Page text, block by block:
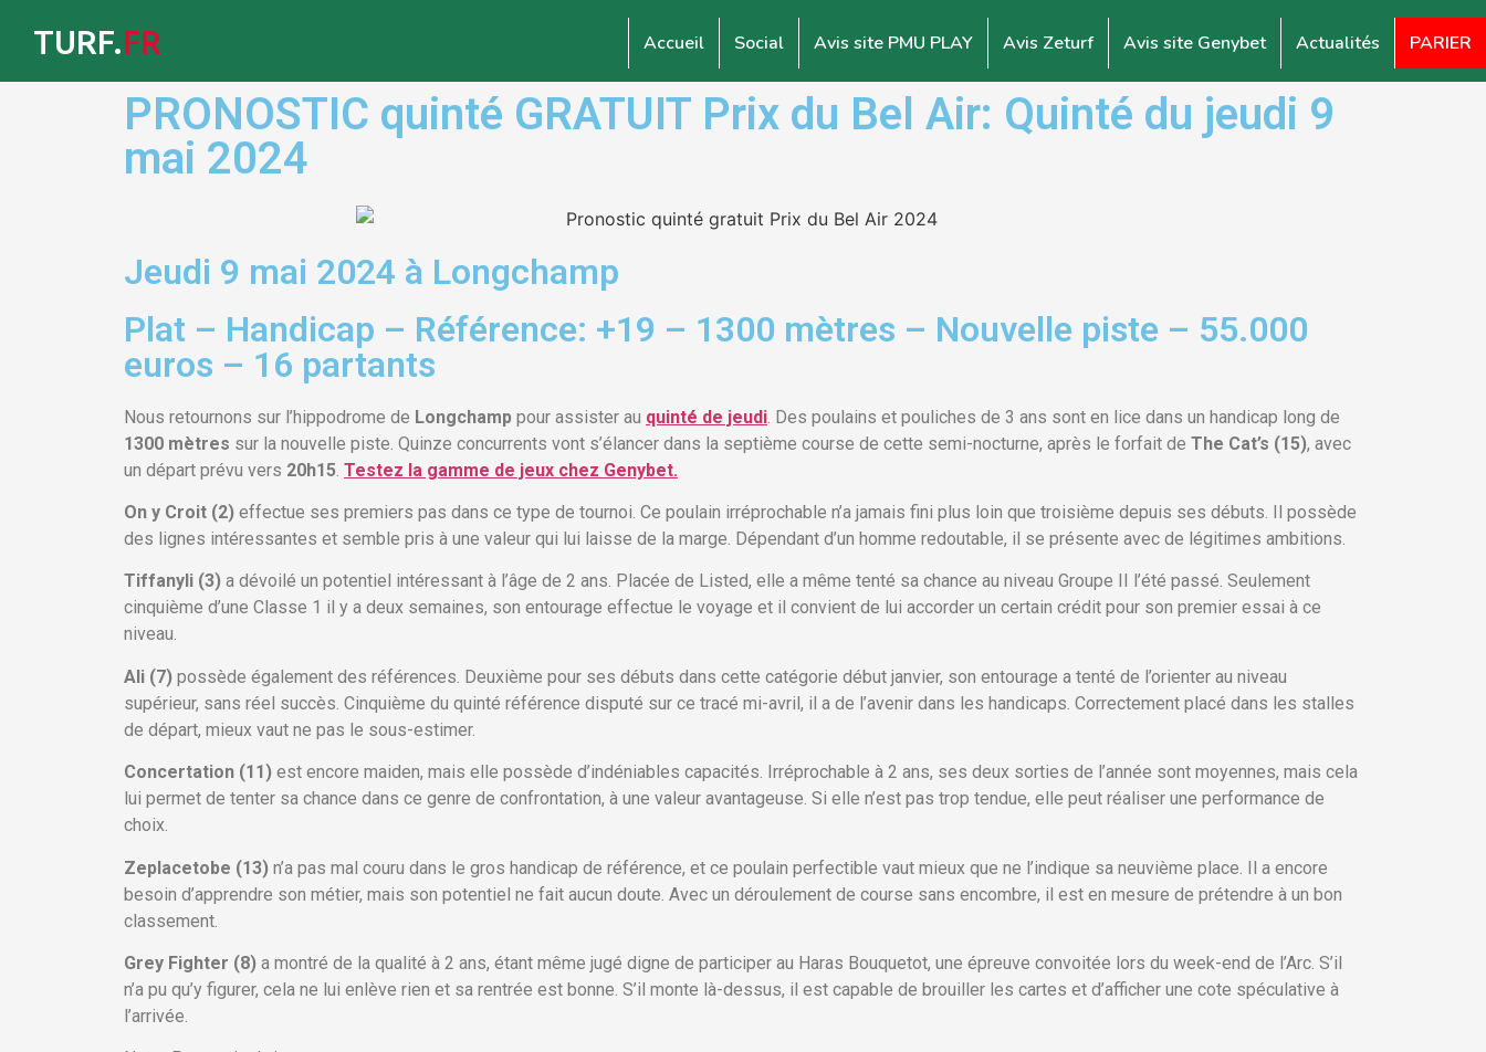
TURF.FR Accueil Social Avis site PMU PLAY Avis Zeturf Avis site Genybet Actualités PARIER
PRONOSTIC quinté GRATUIT Prix du Bel Air: Quinté du jeudi 9
mai 2024
Jeudi 9 mai 2024 à Longchamp
Plat – Handicap – Référence: +19 – 1300 mètres – Nouvelle piste – 55.000
euros – 16 partants
Nous retournons sur l’hippodrome de Longchamp pour assister au quinté de jeudi . Des poulains et pouliches de 3 ans sont en lice dans un handicap long de
1300 mètres sur la nouvelle piste. Quinze concurrents vont s’élancer dans la septième course de cette semi-nocturne, après le forfait de The Cat’s (15), avec
un départ prévu vers 20h15 Testez la gamme de jeux chez Genybet.
On y Croit (2) effectue ses premiers pas dans ce type de tournoi. Ce poulain irréprochable n’a jamais fini plus loin que troisième depuis ses débuts. Il possède
des lignes intéressantes et semble pris à une valeur qui lui laisse de la marge. Dépendant d’un homme redoutable, il se présente avec de légitimes ambitions.
Tiffanyli (3) a dévoilé un potentiel intéressant à l’âge de 2 ans. Placée de Listed, elle a même tenté sa chance au niveau Groupe II l’été passé. Seulement
cinquième d’une Classe 1 il y a deux semaines, son entourage effectue le voyage et il convient de lui accorder un certain crédit pour son premier essai à ce
niveau.
Ali (7) possède également des références. Deuxième pour ses débuts dans cette catégorie début janvier, son entourage a tenté de l’orienter au niveau
supérieur, sans réel succès. Cinquième du quinté référence disputé sur ce tracé mi-avril, il a de l’avenir dans les handicaps. Correctement placé dans les stalles
de départ, mieux vaut ne pas le sous-estimer.
Concertation (11) est encore maiden, mais elle possède d’indéniables capacités. Irréprochable à 2 ans, ses deux sorties de l’année sont moyennes, mais cela
lui permet de tenter sa chance dans ce genre de confrontation, à une valeur avantageuse. Si elle n’est pas trop tendue, elle peut réaliser une performance de
choix.
Zeplacetobe (13) n’a pas mal couru dans le gros handicap de référence, et ce poulain perfectible vaut mieux que ne l’indique sa neuvième place. Il a encore
besoin d’apprendre son métier, mais son potentiel ne fait aucun doute. Avec un déroulement de course sans encombre, il est en mesure de prétendre à un bon
classement.
Grey Fighter (8) a montré de la qualité à 2 ans, étant même jugé digne de participer au Haras Bouquetot, une épreuve convoitée lors du week-end de l’Arc. S’il
n’a pu qu’y figurer, cela ne lui enlève rien et sa rentrée est bonne. S’il monte là-dessus, il est capable de brouiller les cartes et d’afficher une cote spéculative à
l’arrivée.